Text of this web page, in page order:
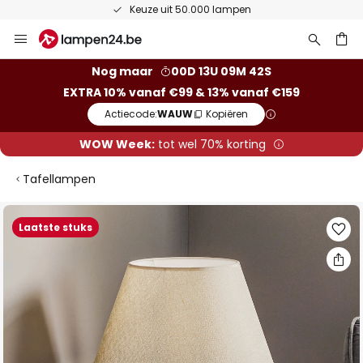
Keuze uit 50.000 lampen
naar
Nog maar
00D 13U 09M 41S
EXTRA 10% vanaf €99 & 13% vanaf €159
Actiecode:WAUW Kopiëren
WOW Week:tot wel 70% korting
Tafellampen
Laatste stuks
Ga
naar
van
de
afbeeldingen-